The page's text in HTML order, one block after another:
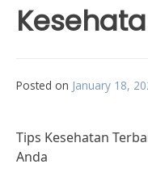
Posted on January 18,
Tips Kesehatan
Anda